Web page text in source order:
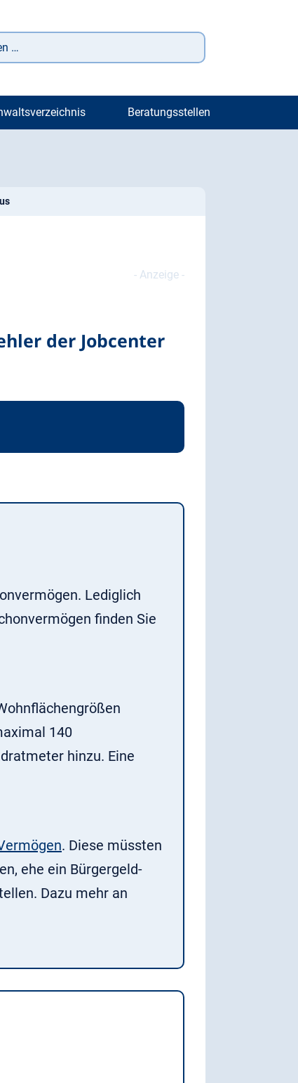
Beratungsstellen
der Jobcenter
Lediglich
finden Sie
140
hinzu. Eine
. Diese müssten
ehe ein Bürgergeld-
Dazu mehr an